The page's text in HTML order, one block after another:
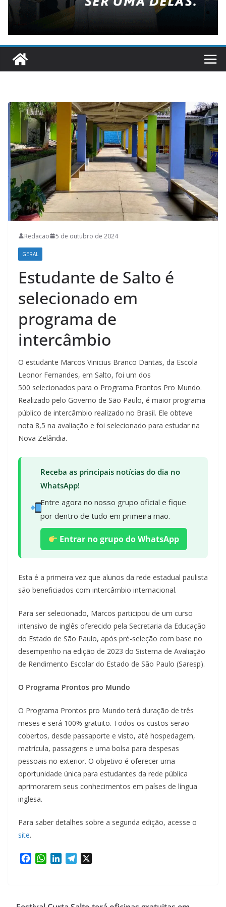
Redacao 5 de outubro de 2024
GERAL
Estudante de Salto é
selecionado em
programa de
intercâmbio
O estudante Marcos Vinicius Branco Dantas, da Escola
Leonor Fernandes, em Salto, foi um dos
500 selecionados para o Programa Prontos Pro Mundo.
Realizado pelo Governo de São Paulo, é maior programa
público de intercâmbio realizado no Brasil. Ele obteve
nota 8,5 na avaliação e foi selecionado para estudar na
Nova Zelândia.
Receba as principais notícias do dia no
WhatsApp!
Entre agora no nosso grupo oficial e fique
por dentro de tudo em primeira mão.
Entrar no grupo do WhatsApp
Esta é a primeira vez que alunos da rede estadual paulista
são beneficiados com intercâmbio internacional.
Para ser selecionado, Marcos participou de um curso
intensivo de inglês oferecido pela Secretaria da Educação
do Estado de São Paulo, após pré-seleção com base no
desempenho na edição de 2023 do Sistema de Avaliação
de Rendimento Escolar do Estado de São Paulo (Saresp).
O Programa Prontos pro Mundo
O Programa Prontos pro Mundo terá duração de três
meses e será 100% gratuito. Todos os custos serão
cobertos, desde passaporte e visto, até hospedagem,
matrícula, passagens e uma bolsa para despesas
pessoais no exterior. O objetivo é oferecer uma
oportunidade única para estudantes da rede pública
aprimorarem seus conhecimentos em países de língua
inglesa.
Para saber detalhes sobre a segunda edição, acesse o
site.
b
W
s
e
g